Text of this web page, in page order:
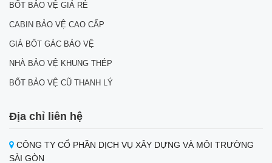
BỐT BẢO VỆ GIÁ RẺ
CABIN BẢO VỆ CAO CẤP
GIÁ BỐT GÁC BẢO VỆ
NHÀ BẢO VỆ KHUNG THÉP
BỐT BẢO VỆ CŨ THANH LÝ
Địa chỉ liên hệ
CÔNG TY CỔ PHẦN DỊCH VỤ XÂY DỰNG VÀ MÔI TRƯỜNG
SÀI GÒN